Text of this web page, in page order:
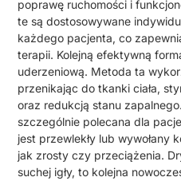
poprawę ruchomości i
te są dostosowywane
każdego pacjenta, co
terapii. Kolejną efektywną
uderzeniową. Metoda ta
przenikając do tkanki ciała,
oraz redukcją stanu
szczególnie polecana dla
jest przewlekły lub wywołany
jak zrosty czy przeciążenia.
suchej igły, to kolejna